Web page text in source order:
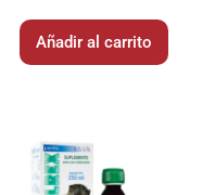
Añadir al carrito